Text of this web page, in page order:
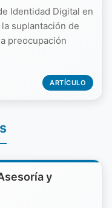
Identidad Digital en
suplantación de
preocupación
ARTÍCULO
y